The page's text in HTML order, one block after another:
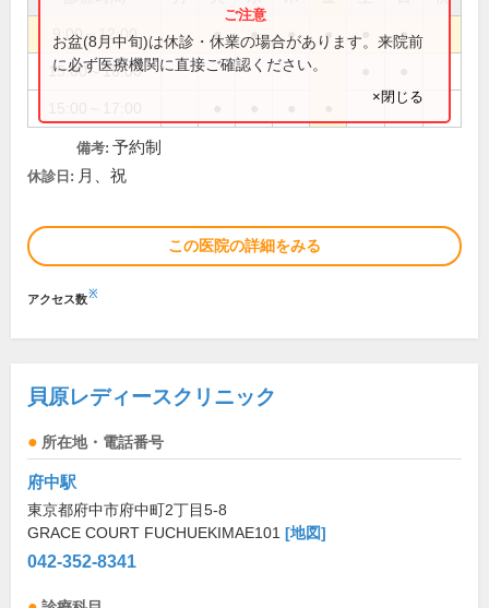
9:00～12:00 ● ● ● ● ●
15:00～16:00
お盆(8月中旬)は休診・休業の場合があります。来院前
に必ず医療機関に直接ご確認ください。
×閉じる
備考: 予約制
休診日: 月、祝
この医院の詳細をみる
アクセス数※
貝原レディースクリニック
所在地・電話番号
府中駅
東京都府中市府中町2丁目5-8
GRACE COURT FUCHUEKIMAE101 [地図]
042-352-8341